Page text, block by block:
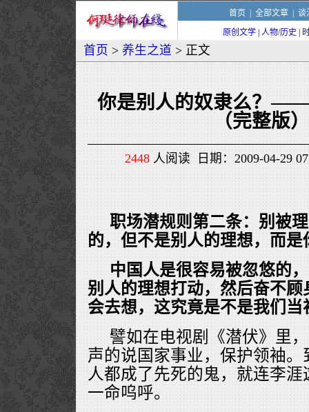
首页 全部文章| 谈
原创文学 人物/历史
首页 > 养生之道 > 正文
你是别人的奴隶么？
（完整版
2448人阅读 日期：2009-04-29
职场潜规则第二条：别被
的，但不是别人的理想，而是
中国人是很容易被忽悠的
别人的理想打动，然后奋不
会去想，这究竟是不是我们当
譬如在电视剧《潜伏》里
声的说国家事业，保护领袖
人都成了先死的鬼，就连李
一命呜呼。